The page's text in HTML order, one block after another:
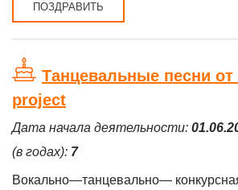
ПОЗДРАВИТЬ
Танцевальные песни
project
Дата начала деятельности:
(в годах): 7
Вокально—танцевально—